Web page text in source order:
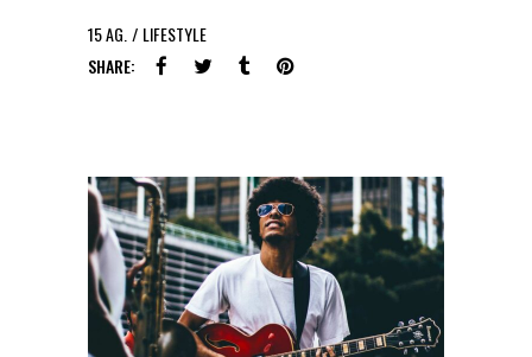
15AG.
LIFESTYLE
SHARE: